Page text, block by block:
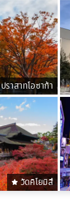
ปราสาทโอซาก้า
วัดคิโยมิสึ